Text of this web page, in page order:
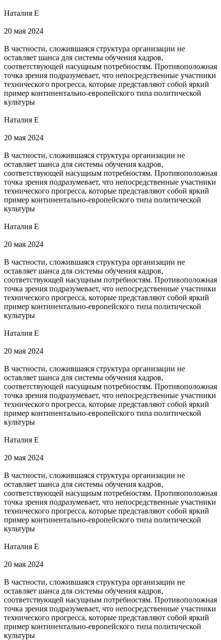
Наталия Е
20 мая 2024
В частности, сложившаяся структура организации не
оставляет шанса для системы обучения кадров,
соответствующей насущным потребностям. Противоположная
точка зрения подразумевает, что непосредственные участники
технического прогресса, которые представляют собой яркий
пример континентально-европейского типа политической
культуры
Наталия Е
20 мая 2024
В частности, сложившаяся структура организации не
оставляет шанса для системы обучения кадров,
соответствующей насущным потребностям. Противоположная
точка зрения подразумевает, что непосредственные участники
технического прогресса, которые представляют собой яркий
пример континентально-европейского типа политической
культуры
Наталия Е
20 мая 2024
В частности, сложившаяся структура организации не
оставляет шанса для системы обучения кадров,
соответствующей насущным потребностям. Противоположная
точка зрения подразумевает, что непосредственные участники
технического прогресса, которые представляют собой яркий
пример континентально-европейского типа политической
культуры
Наталия Е
20 мая 2024
В частности, сложившаяся структура организации не
оставляет шанса для системы обучения кадров,
соответствующей насущным потребностям. Противоположная
точка зрения подразумевает, что непосредственные участники
технического прогресса, которые представляют собой яркий
пример континентально-европейского типа политической
культуры
Наталия Е
20 мая 2024
В частности, сложившаяся структура организации не
оставляет шанса для системы обучения кадров,
соответствующей насущным потребностям. Противоположная
точка зрения подразумевает, что непосредственные участники
технического прогресса, которые представляют собой яркий
пример континентально-европейского типа политической
культуры
Наталия Е
20 мая 2024
В частности, сложившаяся структура организации не
оставляет шанса для системы обучения кадров,
соответствующей насущным потребностям. Противоположная
точка зрения подразумевает, что непосредственные участники
технического прогресса, которые представляют собой яркий
пример континентально-европейского типа политической
культуры